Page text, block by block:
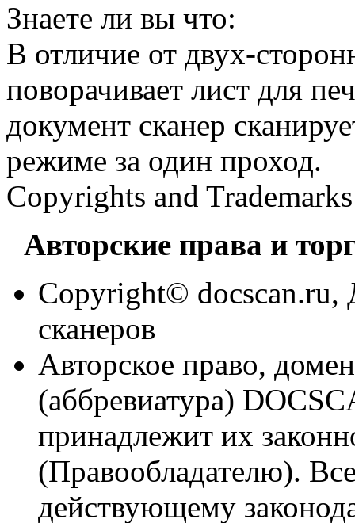
Знаете ли вы что:
В отличие от двух-
поворачивает лист для
документ сканер
режиме за один проход.
Copyrights and Trademarks
Авторские права и
Copyright© docscan.ru,
сканеров
Авторское право,
(аббревиатура)
принадлежит их
(Правообладателю).
действующему